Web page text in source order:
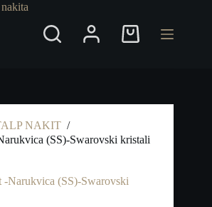
Shopping
NAKIT /
(SS)-Swarovski kristali